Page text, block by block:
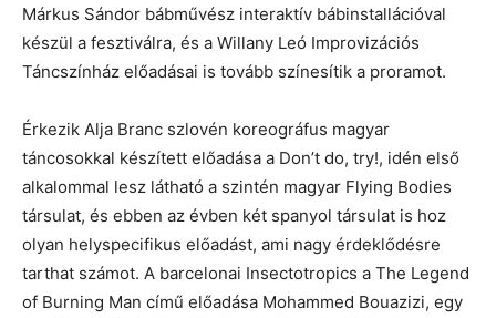
Márkus Sándor bábművész interaktív bábinstallációval
készül a fesztiválra, és a Willany Leó Improvizációs
Táncszínház előadásai is tovább színesítik a proramot.
Érkezik Alja Branc szlovén koreográfus magyar
táncosokkal készített előadása a Don’t do, try!, idén első
alkalommal lesz látható a szintén magyar Flying Bodies
társulat, és ebben az évben két spanyol társulat is hoz
olyan helyspecifikus előadást, ami nagy érdeklődésre
tarthat számot. A barcelonai Insectotropics a The Legend
of Burning Man című előadása Mohammed Bouazizi, egy